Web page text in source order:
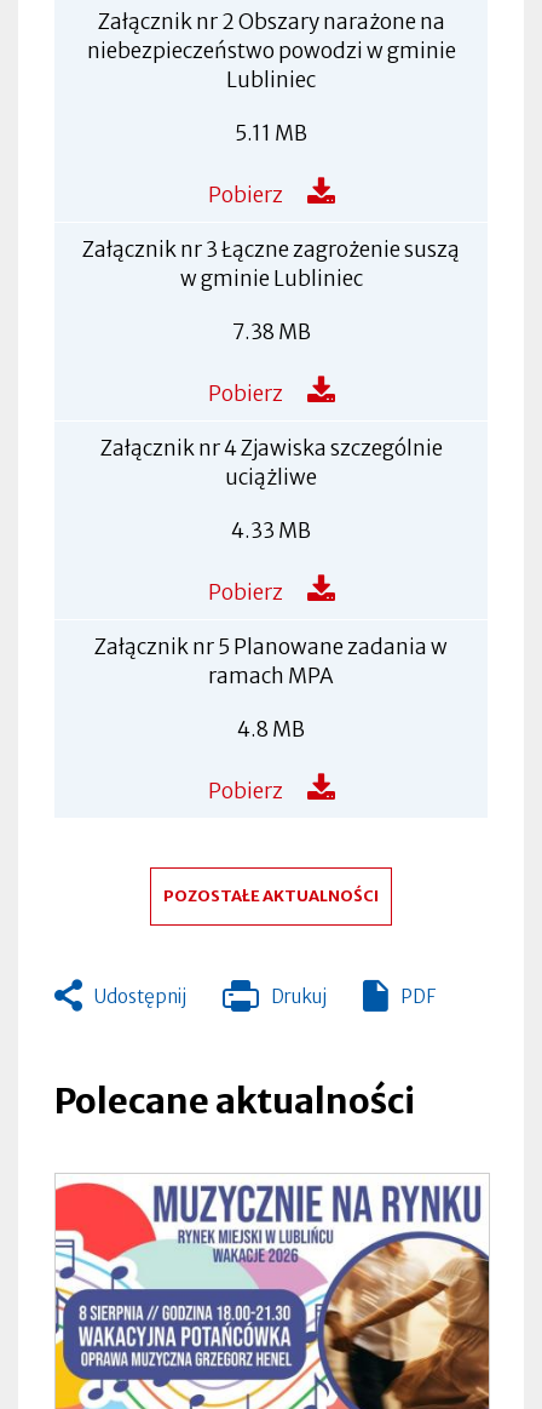
Załącznik nr 2 Obszary narażone na
niebezpieczeństwo powodzi w gminie
Lubliniec
5.11 MB
Pobierz
Załącznik nr 3 Łączne zagrożenie suszą
w gminie Lubliniec
7.38 MB
Pobierz
Załącznik nr 4 Zjawiska szczególnie
uciążliwe
4.33 MB
Pobierz
Załącznik nr 5 Planowane zadania w
ramach MPA
4.8 MB
Pobierz
POZOSTAŁE AKTUALNOŚCI
Udostępnij Drukuj
Otworzy
nowej
zakładce
PDF
Polecane aktualności